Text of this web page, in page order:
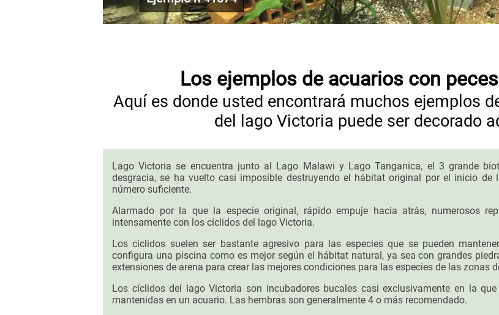
Los ejemplos de acuarios con
Aquí es donde usted encontrará muchos ejemplos
del lago Victoria puede ser decorado
Lago Victoria se encuentra junto al Lago Malawi y Lago Tanganica, el 3 grande
desgracia, se ha vuelto casi imposible destruyendo el hábitat original por el inicio de
número suficiente.
Alarmado por la que la especie original, rápido empuje hacia atrás, numerosos
intensamente con los cíclidos del lago Victoria.
Los cíclidos suelen ser bastante agresivo para las especies que se pueden
configura una piscina como es mejor según el hábitat natural, ya sea con grandes
extensiones de arena para crear las mejores condiciones para las especies de las zonas
Los cíclidos del lago Victoria son incubadores bucales casi exclusivamente en la
mantenidas en un acuario. Las hembras son generalmente 4 o más recomendado.